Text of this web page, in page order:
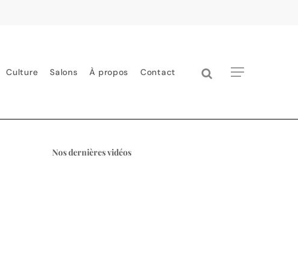
Culture Salons À propos Contact search
Menu
Nos dernières vidéos